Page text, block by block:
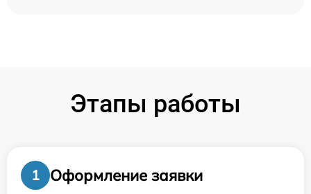
Этапы работы
1
Оформление заявки